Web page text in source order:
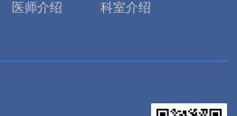
医师介绍
科室介绍